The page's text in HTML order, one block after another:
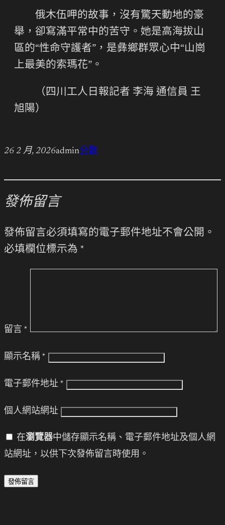
俄木伍呷的故事，沒有驚天動地的豪
舉，卻寫滿平常中的苦守。她是高海拔山
區的“性命守護者”，是彝鄉群眾心中“山崗
上最美的索瑪花”。
（四川工人日報記者 李海 通信員 王
旭陽）
26 2 月, 2026admin分數
發佈留言
發佈留言必須填寫的電子郵件地址不會公開。
必填欄位標示為 *
留言 *
顯示名稱 *
電子郵件地址 *
個人網站網址
在瀏覽器中儲存顯示名稱、電子郵件地址及個人網
站網址，以供下次發佈留言時使用。